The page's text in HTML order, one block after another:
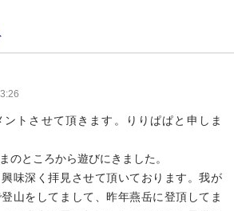
ントさせて頂きます。りりぱぱと申しま
のところから遊びにきました。
味深く拝見させて頂いております。我が
山をしてまして、昨年燕岳に登頂してま